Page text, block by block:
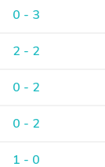
0 - 3
2 - 2
0 - 2
0 - 2
1 - 0